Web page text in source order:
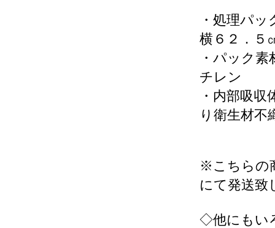
・処理パ
横６２．５
・パック
チレン
・内部吸
り衛生材不
※こちらの
にて発送致
◇他にもい